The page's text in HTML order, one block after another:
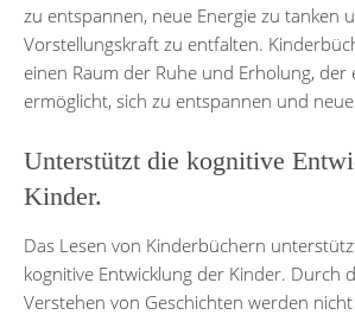
zu entspannen, neue Energie zu tanken
Vorstellungskraft zu entfalten.
einen Raum der Ruhe und Erholung, der
ermöglicht, sich zu entspannen und
Unterstützt die kognitive
Kinder.
Das Lesen von Kinderbüchern
kognitive Entwicklung der Kinder. Durch
Verstehen von Geschichten werden